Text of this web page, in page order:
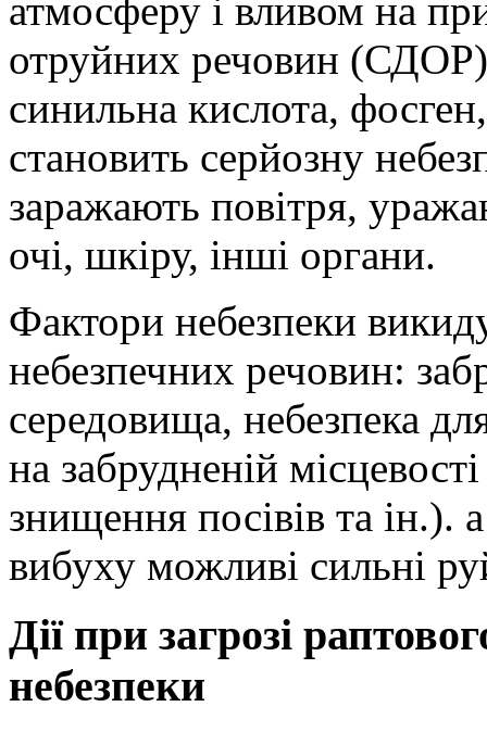
атмосферу і вливом на
отруйних речовин
синильна кислота,
становить серйозну
заражають повітря,
очі, шкіру, інші органи.
Фактори небезпеки
небезпечних речовин:
середовища, небезпека
на забрудненій
знищення посівів та ін.).
вибуху можливі сильні
Дії при загрозі
небезпеки